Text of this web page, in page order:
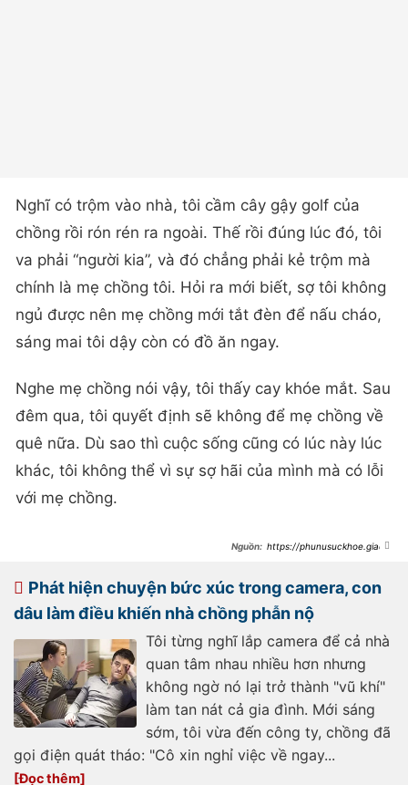
Nghĩ có trộm vào nhà, tôi cầm cây gậy golf của
chồng rồi rón rén ra ngoài. Thế rồi đúng lúc đó, tôi
va phải “người kia”, và đó chẳng phải kẻ trộm mà
chính là mẹ chồng tôi. Hỏi ra mới biết, sợ tôi không
ngủ được nên mẹ chồng mới tắt đèn để nấu cháo,
sáng mai tôi dậy còn có đồ ăn ngay.
Nghe mẹ chồng nói vậy, tôi thấy cay khóe mắt. Sau
đêm qua, tôi quyết định sẽ không để mẹ chồng về
quê nữa. Dù sao thì cuộc sống cũng có lúc này lúc
khác, tôi không thể vì sự sợ hãi của mình mà có lỗi
với mẹ chồng.
https://phunusuckhoe.giadin
khoc-nuc-no-khi-anh-en-bat-len-
689414.html
Phát hiện chuyện bức xúc trong camera, con
dâu làm điều khiến nhà chồng phẫn nộ
Tôi từng nghĩ lắp camera để cả nhà
quan tâm nhau nhiều hơn nhưng
không ngờ nó lại trở thành "vũ khí"
làm tan nát cả gia đình. Mới sáng
sớm, tôi vừa đến công ty, chồng đã
gọi điện quát tháo: "Cô xin nghỉ việc về ngay...